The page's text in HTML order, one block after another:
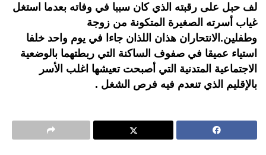
لف حبل على رقبته الذي كان سببا في وفاته بعدما استغل
غياب أسرته الصغيرة المتكونة من زوجة
وطفلين.الانتحاران هذان اللذان جاءا في يوم واحد خلفا
استياء عميقا في صفوف الساكنة التي ربطتهما بالوضعية
الاجتماعية المتدنية التي أصبحت تعيشها اغلب الأسر
بالإقليم الذي تنعدم فيه فرص الشغل .